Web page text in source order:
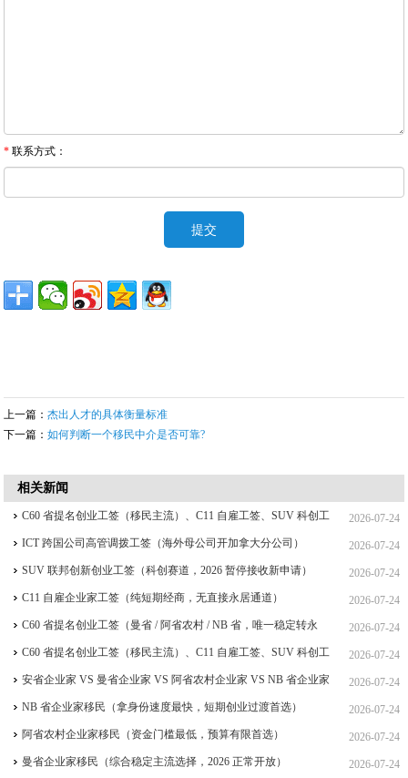
* 联系方式：
上一篇：杰出人才的具体衡量标准
下一篇：如何判断一个移民中介是否可靠?
相关新闻
2026-07-24
C60 省提名创业工签（移民主流）、C11 自雇工签、SUV 科创工
签、ICT 跨国高管工签比较 2026-07-24
ICT 跨国公司高管调拨工签（海外母公司开加拿大分公司）
2026-07-24
SUV 联邦创新创业工签（科创赛道，2026 暂停接收新申请）
2026-07-24
C11 自雇企业家工签（纯短期经商，无直接永居通道）
2026-07-24
C60 省提名创业工签（曼省 / 阿省农村 / NB 省，唯一稳定转永
居，重点） 2026-07-24
C60 省提名创业工签（移民主流）、C11 自雇工签、SUV 科创工
签、ICT 跨国高管工签 2026-07-24
安省企业家 VS 曼省企业家 VS 阿省农村企业家 VS NB 省企业家
四合一详细对比（2026 年 7 月最新官方政策） 2026-07-24
NB 省企业家移民（拿身份速度最快，短期创业过渡首选）
2026-07-24
阿省农村企业家移民（资金门槛最低，预算有限首选）
2026-07-24
曼省企业家移民（综合稳定主流选择，2026 正常开放）